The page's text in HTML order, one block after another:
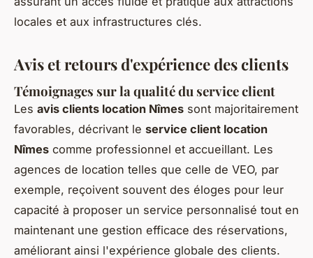
locales et aux infrastructures clés.
Avis et retours d'expérience des clients
Témoignages sur la qualité du service client
Les avis clients location Nîmes sont majoritairement
favorables, décrivant le service client location
Nîmes comme professionnel et accueillant. Les
agences de location telles que celle de VEO, par
exemple, reçoivent souvent des éloges pour leur
capacité à proposer un service personnalisé tout en
maintenant une gestion efficace des réservations,
améliorant ainsi l'expérience globale des clients.